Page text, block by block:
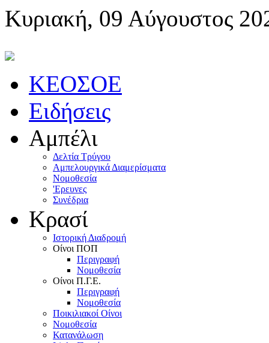
Κυριακή, 09 Αύγουστος
KEOΣOE
Ειδήσεις
Αμπέλι
Δελτία Τρύγου
Αμπελουργικά Διαμερίσματα
Nομοθεσία
'Eρευνες
Συνέδρια
Κρασί
Iστορική Διαδρομή
Oίνοι ΠOΠ
Περιγραφή
Nομοθεσία
Oίνοι Π.Γ.E.
Περιγραφή
Νομοθεσία
Ποικιλιακοί Oίνοι
Nομοθεσία
Κατανάλωση